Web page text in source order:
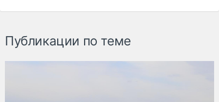
Публикации по теме